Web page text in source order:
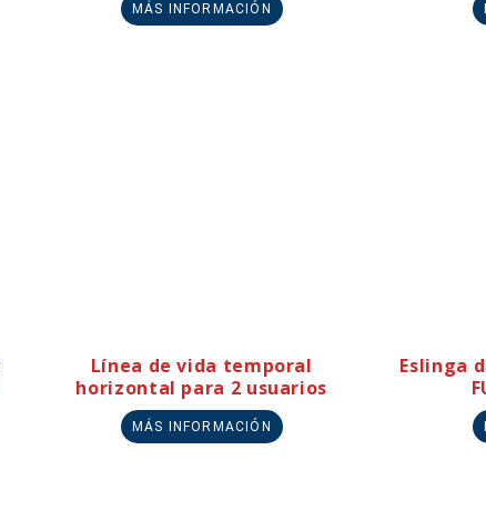
MÁS INFORMACIÓN
Línea de vida temporal
horizontal para 2 usuarios
MÁS INFORMACIÓN
Eslinga